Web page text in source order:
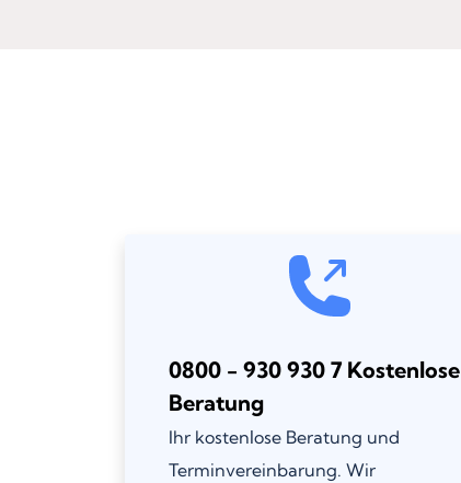
0800 - 930 930 7 Kostenlose
Beratung
Ihr kostenlose Beratung und
Terminvereinbarung. Wir